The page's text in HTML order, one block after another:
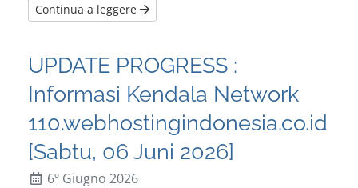
Continua a leggere
UPDATE PROGRESS :
Informasi Kendala Network
110.webhostingindonesia.co.id
[Sabtu, 06 Juni 2026]
6º Giugno 2026